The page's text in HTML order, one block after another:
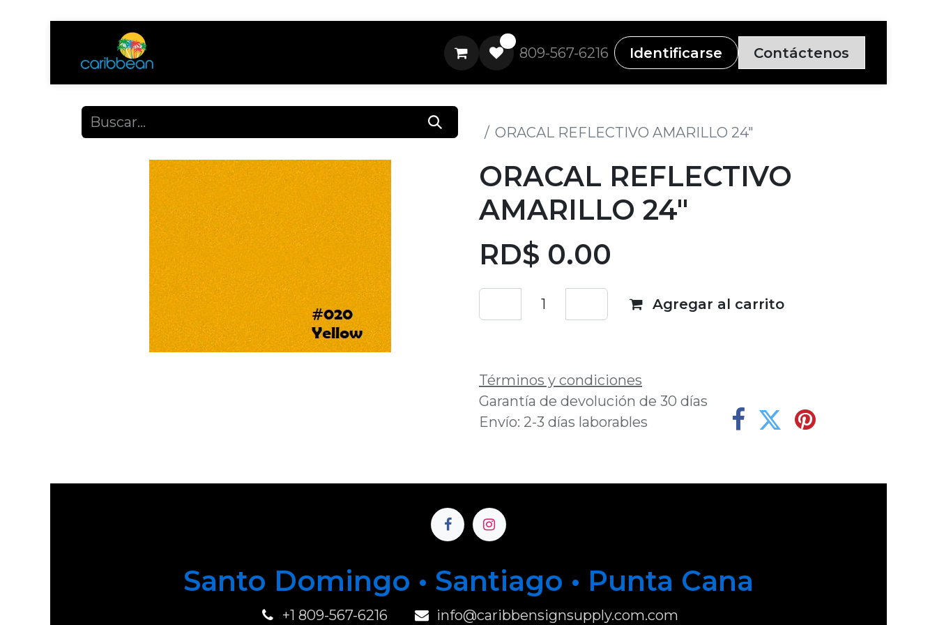
809-567-6216 Identificarse Contáctenos
ORACAL REFLECTIVO AMARILLO 24"
ORACAL REFLECTIVO
AMARILLO 24"
RD$ 0.00
Agregar al carrito
Términos y condiciones
Garantía de devolución de 30 días
Envío: 2-3 días laborables
Santo Domingo • Santiago • Punta Cana
+1 809-567-6216 info@caribbensignsupply.com.com